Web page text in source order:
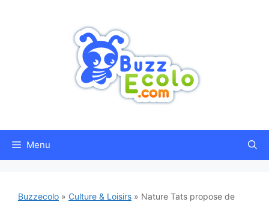
Menu
Buzzecolo » Culture & Loisirs » Nature Tats propose de